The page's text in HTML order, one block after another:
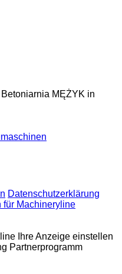
MĘŻYK in
Datenschutzerklärung
für Machineryline
Ihre Anzeige einstellen
Partnerprogramm